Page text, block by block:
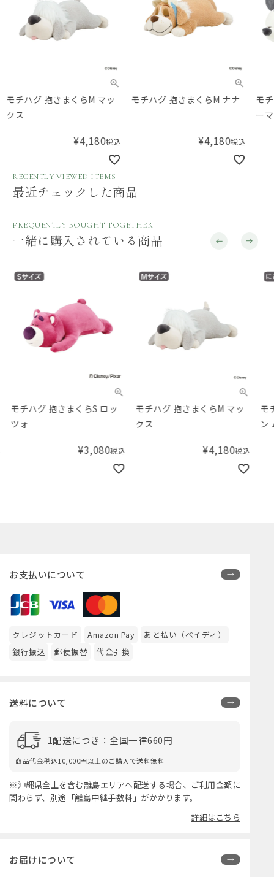
モチハグ 抱きまくらM マッ
クス
¥4,180税込
モチハグ 抱きまくらM ナナ
¥4,180税込
モ
ー
RECENTLY VIEWED ITEMS
最近チェックした商品
FREQUENTLY BOUGHT TOGETHER
一緒に購入されている商品
モチハグ 抱きまくらS ロッ
ツォ
¥3,080税込
モチハグ 抱きまくらM マッ
クス
¥4,180税込
モ
ン
お支払いについて
クレジットカード Amazon Pay
あと払い（ペイディ）
銀行振込
郵便振替 代金引換
送料について
1配送につき：全国一律660円
商品代金税込10,000円以上のご購入で送料無料
※沖縄県全土を含む離島エリアへ配送する場合、ご利用金額に
関わらず、別途「離島中継手数料」がかかります。
詳細はこちら
お届けについて